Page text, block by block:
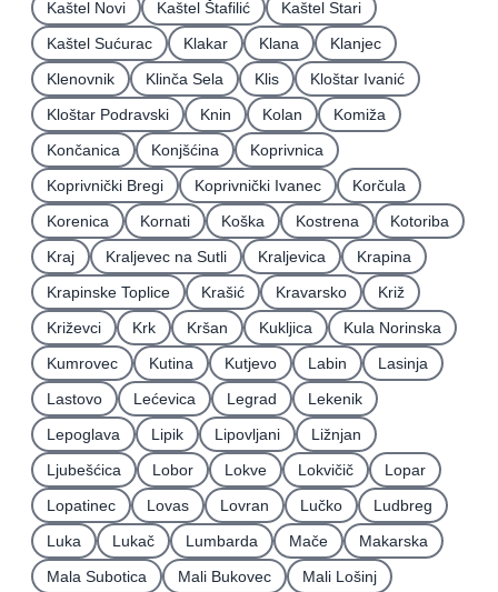
Kaštel Novi Kaštel Štafilić
Kaštel Stari
Kaštel Sućurac
Klakar Klana
Klanjec
Klenovnik
Klinča Sela Klis
Kloštar Ivanić
Kloštar Podravski
Knin Kolan
Komiža
Končanica
Konjšćina
Koprivnica
Koprivnički Bregi
Koprivnički Ivanec
Korčula
Korenica
Kornati Koška Kostrena
Kotoriba
Kraj
Kraljevec na Sutli Kraljevica
Krapina
Krapinske Toplice
Krašić Kravarsko
Križ
Križevci
Krk Kršan Kukljica
Kula Norinska
Kumrovec
Kutina Kutjevo Labin
Lasinja
Lastovo
Lećevica Legrad
Lekenik
Lepoglava
Lipik Lipovljani
Ližnjan
Ljubešćica
Lobor Lokve Lokvičič
Lopar
Lopatinec
Lovas Lovran Lučko
Ludbreg
Luka
Lukač Lumbarda Mače
Makarska
Mala Subotica
Mali Bukovec
Mali Lošinj